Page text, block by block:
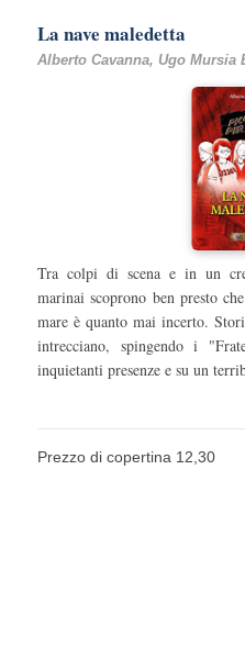
La nave maledetta
Alberto Cavanna, Ugo Mursia
Tra colpi di scena e in un
marinai scoprono ben presto
mare è quanto mai incerto.
intrecciano, spingendo i
inquietanti presenze e su un
Prezzo di copertina 12,30